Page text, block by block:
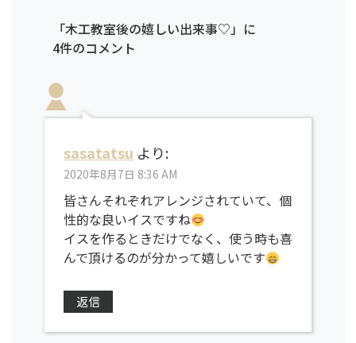
「木工教室後の嬉しい出来事♡」に
4件のコメント
sasatatsu より:
2020年8月7日 8:36 AM
皆さんそれぞれアレンジされていて、個
性的な良いイスですね
イスを作るときだけでなく、使う時も喜
んで頂けるのが分かって嬉しいです
返信